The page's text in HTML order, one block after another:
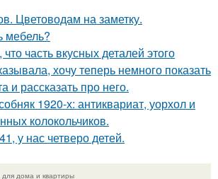
Цветоводам на заметку.
мебель?
часть вкусных деталей этого
хочу теперь немного показать
и рассказать про него.
1920-х: антиквариат, уорхол и
колокольчиков.
у нас четверо детей.
дома и квартиры